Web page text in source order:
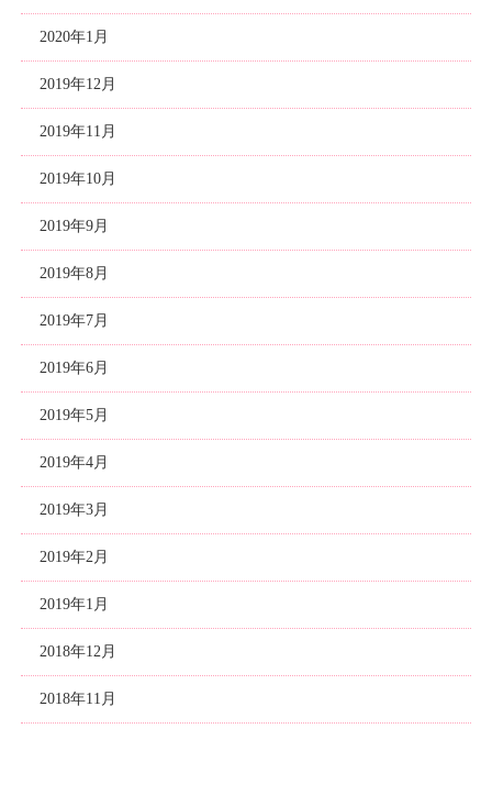
2020年1月
2019年12月
2019年11月
2019年10月
2019年9月
2019年8月
2019年7月
2019年6月
2019年5月
2019年4月
2019年3月
2019年2月
2019年1月
2018年12月
2018年11月